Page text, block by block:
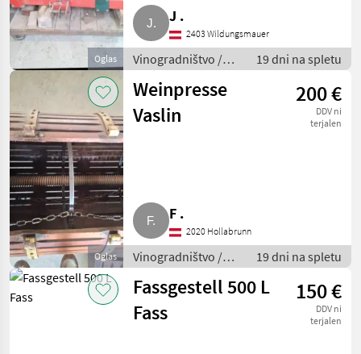
Oglas
J .
2403 Wildungsmauer
Vinogradništvo /
Drugi stroji za
vinogradništvo
19 dni na spletu
Oglas
Weinpresse
Vaslin
200 €
DDV ni
terjalen
F .
2020 Hollabrunn
Vinogradništvo /
Drugi stroji za
vinogradništvo
19 dni na spletu
Fassgestell 500 L
Fass
150 €
DDV ni
terjalen